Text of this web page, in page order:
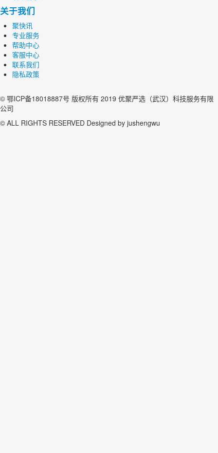
关于我们
聚快讯
专业服务
帮助中心
客服中心
联系我们
隐私政策
© 鄂ICP备18018887号 版权所有 2019 优聚严选（武汉）科技服务有限
公司
© ALL RIGHTS RESERVED Designed by jushengwu